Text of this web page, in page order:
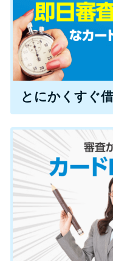
特
種類や特徴
銀
の
無
お
種
その他コ
とにかくすぐ